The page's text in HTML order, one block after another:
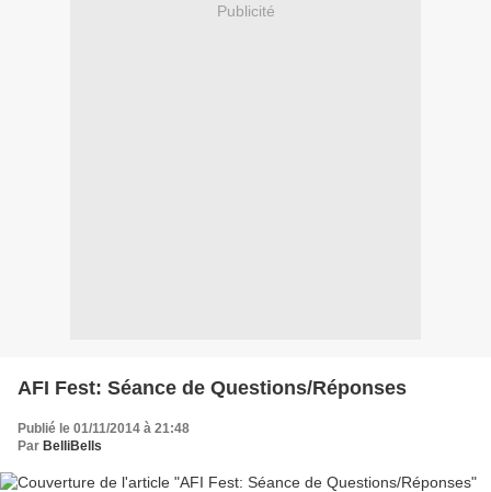
Publicité
AFI Fest: Séance de Questions/Réponses
Publié le 01/11/2014 à 21:48
Par BelliBells